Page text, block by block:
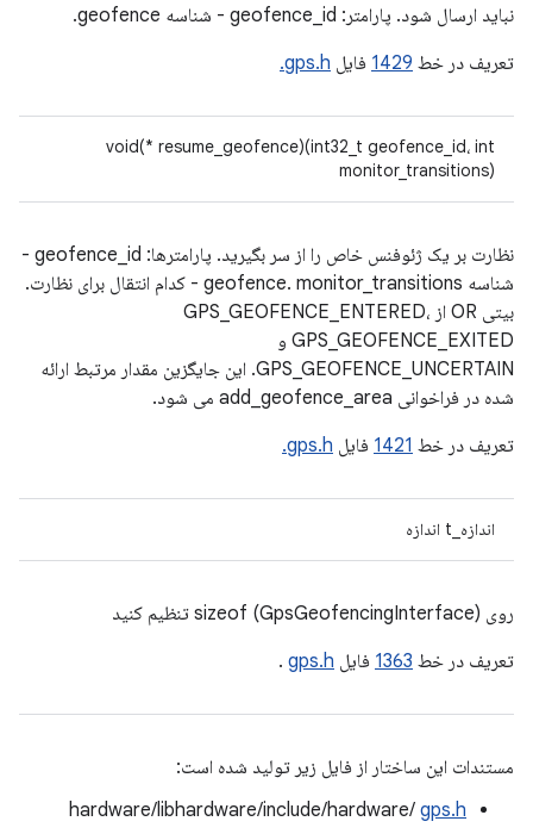
نباید ارسال شود. پارامتر: geofence_id - شناسه geofence.
تعریف در خط 1429 فایل gps.h.
void(* resume_geofence)(int32_t geofence_id، int
monitor_transitions)
نظارت بر یک ژئوفنس خاص را از سر بگیرید. پارامترها: geofence_id -
شناسه geofence. monitor_transitions - کدام انتقال برای نظارت.
بیتی OR از GPS_GEOFENCE_ENTERED،
GPS_GEOFENCE_EXITED و
GPS_GEOFENCE_UNCERTAIN. این جایگزین مقدار مرتبط ارائه
شده در فراخوانی add_geofence_area می شود.
تعریف در خط 1421 فایل gps.h.
اندازه_t اندازه
روی sizeof (GpsGeofencingInterface) تنظیم کنید
تعریف در خط 1363 فایل gps.h
.
مستندات این ساختار از فایل زیر تولید شده است:
hardware/libhardware/include/hardware/ gps.h